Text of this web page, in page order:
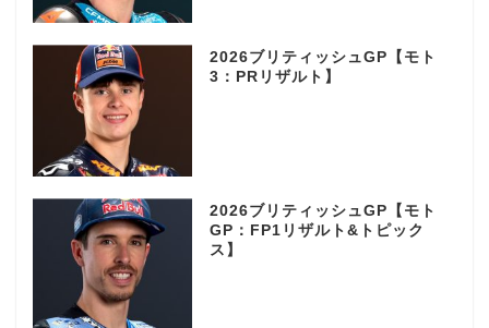
2026ブリティッシュGP【モト
3：PRリザルト】
2026ブリティッシュGP【モト
GP：FP1リザルト&トピック
ス】